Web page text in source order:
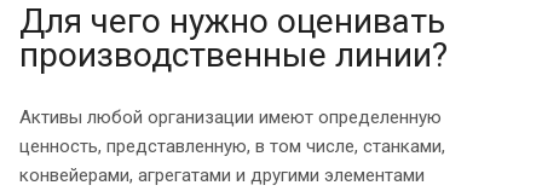
Для чего нужно оценивать
производственные линии?
Активы любой организации имеют определенную
ценность, представленную, в том числе, станками,
конвейерами, агрегатами и другими элементами